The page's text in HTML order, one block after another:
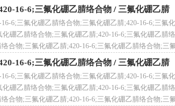
化硼乙腈;420-16-6;三氟化硼乙腈络合物;
16-6;三氟化硼乙腈络合物 / 三氟化硼乙腈
6;三氟化硼乙腈络合物;三氟化硼乙腈;420-16-6;三氟
化硼乙腈络合物;三氟化硼乙腈;420-16-6;三氟化硼乙腈
合物;三氟化硼乙腈;420-16-6;三氟化硼乙腈络合物;三
化硼乙腈;420-16-6;三氟化硼乙腈络合物;
16-6;三氟化硼乙腈络合物 / 三氟化硼乙腈
6;三氟化硼乙腈络合物;三氟化硼乙腈;420-16-6;三氟
化硼乙腈络合物;三氟化硼乙腈;420-16-6;三氟化硼乙腈
合物;三氟化硼乙腈;420-16-6;三氟化硼乙腈络合物;三